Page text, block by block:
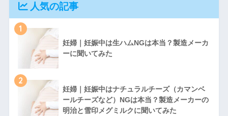
人気の記事
1
妊婦｜妊娠中は生ハムNGは本当？製造メーカ
ーに聞いてみた
2
妊婦｜妊娠中はナチュラルチーズ（カマンベ
ールチーズなど）NGは本当？製造メーカーの
明治と雪印メグミルクに聞いてみた